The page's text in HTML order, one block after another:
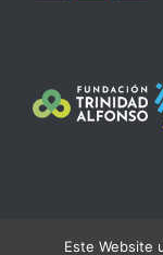
Este Website